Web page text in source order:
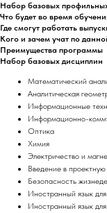
Набор базовых
Что будет во время
Где смогут работать
Кого и зачем учат по
Преимущества программы
Набор базовых дисциплин
Математический
Аналитическая
Информационные
Информационно-
Оптика
Химия
Электричество и
Введение в проектную
Безопасность
Иностранный язык
Иностранный язык